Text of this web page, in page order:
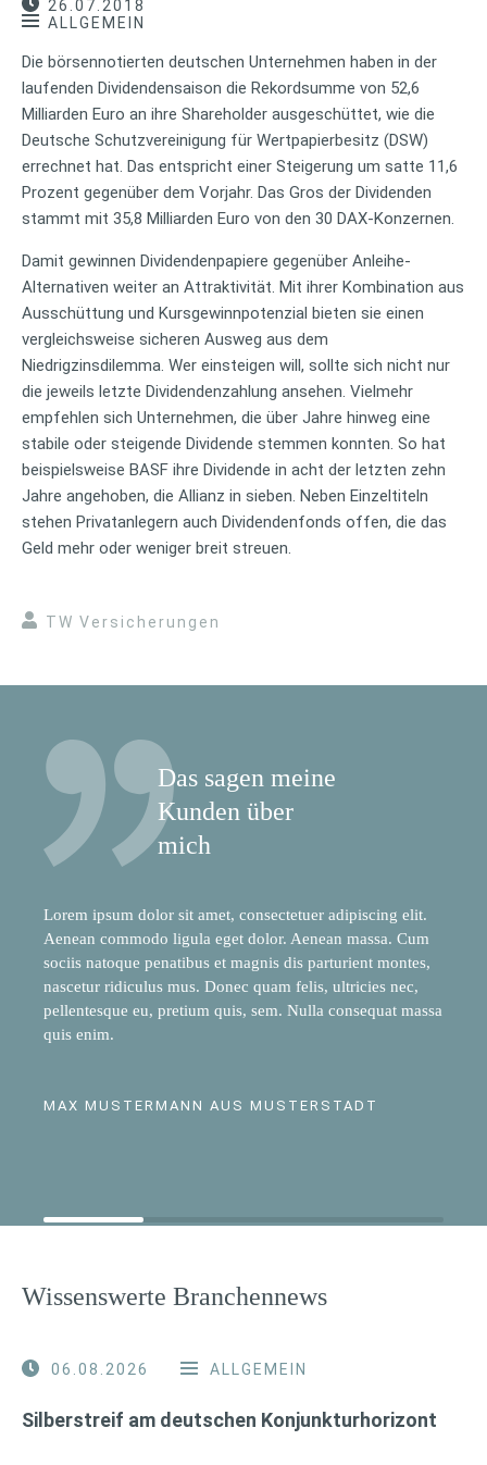
26.07.2018
ALLGEMEIN
Die börsennotierten deutschen Unternehmen haben in der
laufenden Dividendensaison die Rekordsumme von 52,6
Milliarden Euro an ihre Shareholder ausgeschüttet, wie die
Deutsche Schutzvereinigung für Wertpapierbesitz (DSW)
errechnet hat. Das entspricht einer Steigerung um satte 11,6
Prozent gegenüber dem Vorjahr. Das Gros der Dividenden
stammt mit 35,8 Milliarden Euro von den 30 DAX-Konzernen.
Damit gewinnen Dividendenpapiere gegenüber Anleihe-
Alternativen weiter an Attraktivität. Mit ihrer Kombination aus
Ausschüttung und Kursgewinnpotenzial bieten sie einen
vergleichsweise sicheren Ausweg aus dem
Niedrigzinsdilemma. Wer einsteigen will, sollte sich nicht nur
die jeweils letzte Dividendenzahlung ansehen. Vielmehr
empfehlen sich Unternehmen, die über Jahre hinweg eine
stabile oder steigende Dividende stemmen konnten. So hat
beispielsweise BASF ihre Dividende in acht der letzten zehn
Jahre angehoben, die Allianz in sieben. Neben Einzeltiteln
stehen Privatanlegern auch Dividendenfonds offen, die das
Geld mehr oder weniger breit streuen.
TW Versicherungen
Das sagen meine
Kunden über
mich
Lorem ipsum dolor sit amet, consectetuer adipiscing elit.
Aenean commodo ligula eget dolor. Aenean massa. Cum
sociis natoque penatibus et magnis dis parturient montes,
nascetur ridiculus mus. Donec quam felis, ultricies nec,
pellentesque eu, pretium quis, sem. Nulla consequat massa
quis enim.
MAX MUSTERMANN AUS MUSTERSTADT
Wissenswerte Branchennews
06.08.2026 ALLGEMEIN
Silberstreif am deutschen Konjunkturhorizont